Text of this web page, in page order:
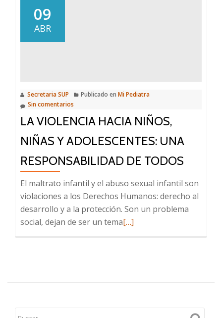
09
ABR
Secretaria SUP Publicado en Mi Pediatra
Sin comentarios
LA VIOLENCIA HACIA NIÑOS,
NIÑAS Y ADOLESCENTES: UNA
RESPONSABILIDAD DE TODOS
El maltrato infantil y el abuso sexual infantil son
violaciones a los Derechos Humanos: derecho al
desarrollo y a la protección. Son un problema
social, dejan de ser un temaLeer
hacia
niñas
[…]